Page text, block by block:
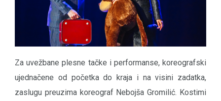
Za uvežbane plesne tačke i performanse, koreografski
ujednačene od početka do kraja i na visini zadatka,
zaslugu preuzima koreograf Nebojša Gromilić. Kostimi